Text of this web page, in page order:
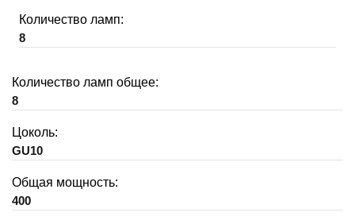
Количество ламп:
8
Количество ламп общее:
8
Цоколь:
GU10
Общая мощность:
400